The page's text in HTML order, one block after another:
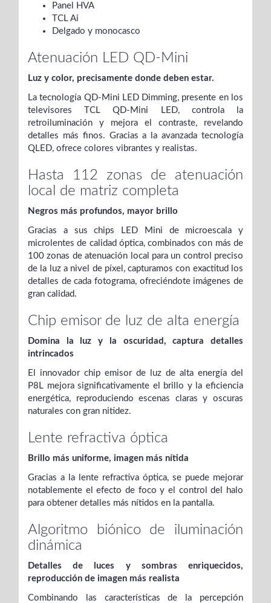
Panel HVA
TCL Ai
Delgado y monocasco
Atenuación LED QD-Mini
Luz y color, precisamente donde deben estar.
La tecnología QD-Mini LED Dimming, presente en los
televisores TCL QD-Mini LED, controla la
retroiluminación y mejora el contraste, revelando
detalles más finos. Gracias a la avanzada tecnología
QLED, ofrece colores vibrantes y realistas.
Hasta 112 zonas de atenuación
local de matriz completa
Negros más profundos, mayor brillo
Gracias a sus chips LED Mini de microescala y
microlentes de calidad óptica,combinados con más de
100 zonas de atenuación local para un control preciso
de la luz a nivel de píxel,capturamos con exactitud los
detalles de cada fotograma, ofreciéndote imágenes de
gran calidad.
Chip emisor de luz de alta energía
Domina la luz y la oscuridad, captura detalles
intrincados
El innovador chip emisor de luz de alta energía del
P8L mejora significativamente el brillo y la eficiencia
energética, reproduciendo escenas claras y oscuras
naturales con gran nitidez.
Lente refractiva óptica
Brillo más uniforme, imagen más nítida
Gracias a la lente refractiva óptica, se puede mejorar
notablemente el efecto de foco y el control del halo
para obtener detalles más nítidos en la pantalla.
Algoritmo biónico de iluminación
dinámica
Detalles de luces y sombras enriquecidos,
reproducción de imagen más realista
Combinando las características de la percepción